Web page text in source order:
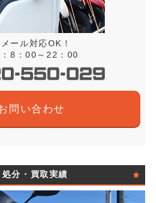
ール対応OK！
8：00～22：00
問い合わせ
処分・買取実績